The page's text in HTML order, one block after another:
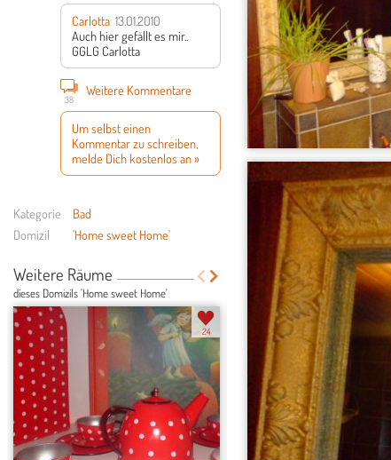
Carlotta 13.01.2010
Auch hier gefällt es mir..
GGLG Carlotta
38
Weitere Kommentare
Um selbst einen
Kommentar zu schreiben,
melde Dich kostenlos an »
Kategorie
Bad
Domizil
'Home sweet Home'
Weitere Räume
dieses Domizils 'Home sweet Home'
24